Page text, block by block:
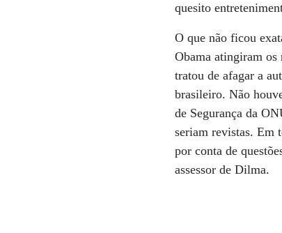
quesito
O que não ficou
Obama atingiram os
tratou de afagar a
brasileiro. Não
de Segurança da
seriam revistas. Em
por conta de
assessor de Dilma.